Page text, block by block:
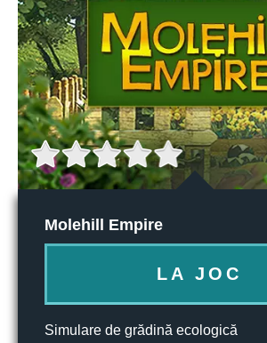
Molehill Empire
LA JOC
Simulare de grădină ecologică